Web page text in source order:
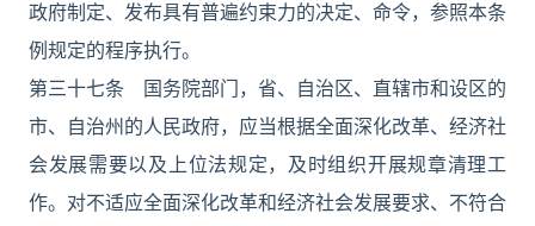
政府制定、发布具有普遍约束力的决定、命令，参照本条
例规定的程序执行。
第三十七条 国务院部门，省、自治区、直辖市和设区的
市、自治州的人民政府，应当根据全面深化改革、经济社
会发展需要以及上位法规定，及时组织开展规章清理工
作。对不适应全面深化改革和经济社会发展要求、不符合